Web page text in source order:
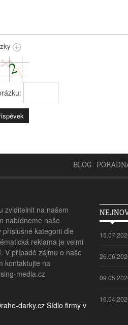
BLOG
zviditelnit na našem
nabídneme naše
příslušné kategorii dle
reklama je velmi
V případě zájmu o naše
kontaktujte na
media.cz
darky.cz Sídlo firmy v